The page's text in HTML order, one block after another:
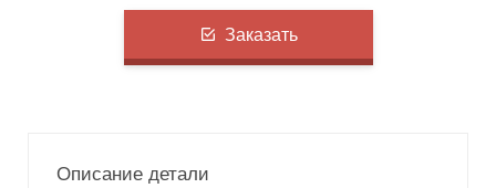
Заказать
Описание детали